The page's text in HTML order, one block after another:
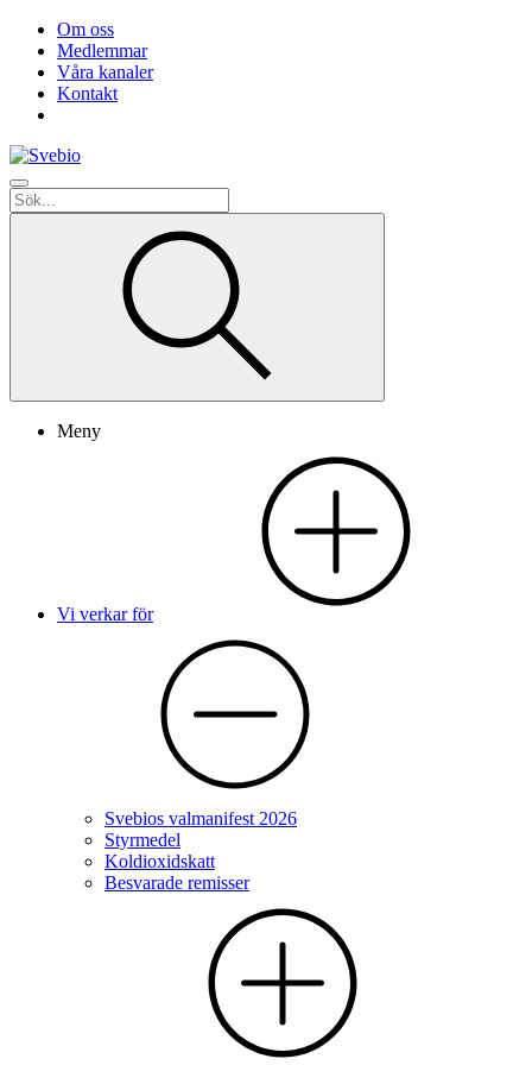
Om oss
Medlemmar
Våra kanaler
Kontakt
Meny
Vi verkar för
Svebios valmanifest 2026
Styrmedel
Koldioxidskatt
Besvarade remisser